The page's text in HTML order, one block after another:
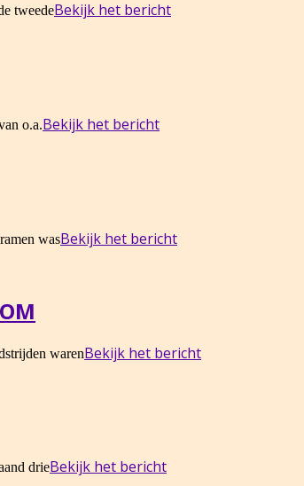
tweedeBekijk het bericht
o.a.Bekijk het bericht
wasBekijk het bericht
warenBekijk het bericht
drieBekijk het bericht